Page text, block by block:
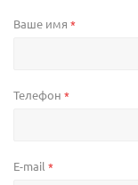
Ваше имя *
Телефон *
E-mail *